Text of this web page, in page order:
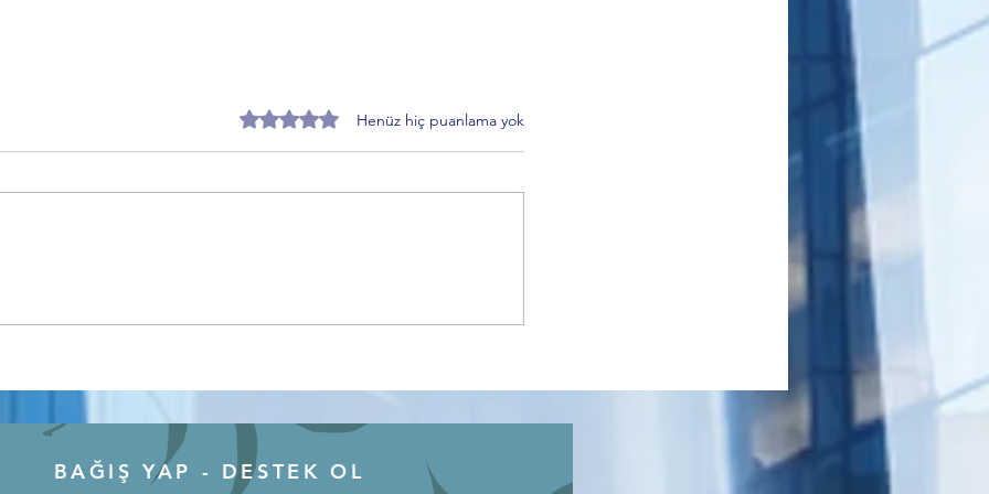
Bursa’nın Tarihi Mirasını
5 üzerinden 0 yıldızHenüz hiç puanlama yok
BAĞIŞ YAP - DESTEK OL